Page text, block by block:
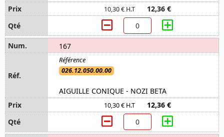
10,30 € H.T 12,36 €
167
026.12.050.00.00
AIGUILLE CONIQUE - NOZI BETA
10,30 € H.T 12,36 €